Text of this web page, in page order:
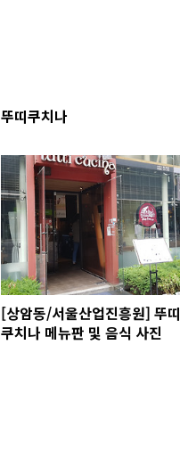
뚜띠쿠치나
[상암동/서울산업진흥원] 뚜띠
쿠치나 메뉴판 및 음식 사진